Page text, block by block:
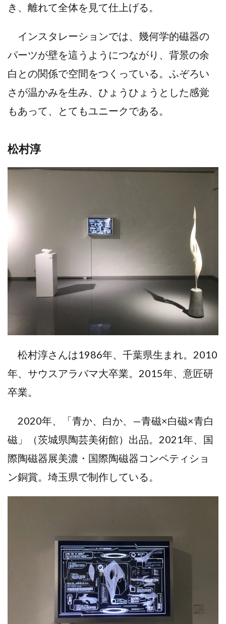
き、離れて全体を見て仕上げる。
インスタレーションでは、幾何学的磁器の
パーツが壁を這うようにつながり、背景の余
白との関係で空間をつくっている。ふぞろい
さが温かみを生み、ひょうひょうとした感覚
もあって、とてもユニークである。
松村淳
松村淳さんは1986年、千葉県生まれ。2010
年、サウスアラバマ大卒業。2015年、意匠研
卒業。
2020年、「青か、白か、—青磁×白磁×青白
磁」（茨城県陶芸美術館）出品。2021年、国
際陶磁器展美濃・国際陶磁器コンペティショ
ン銅賞。埼玉県で制作している。